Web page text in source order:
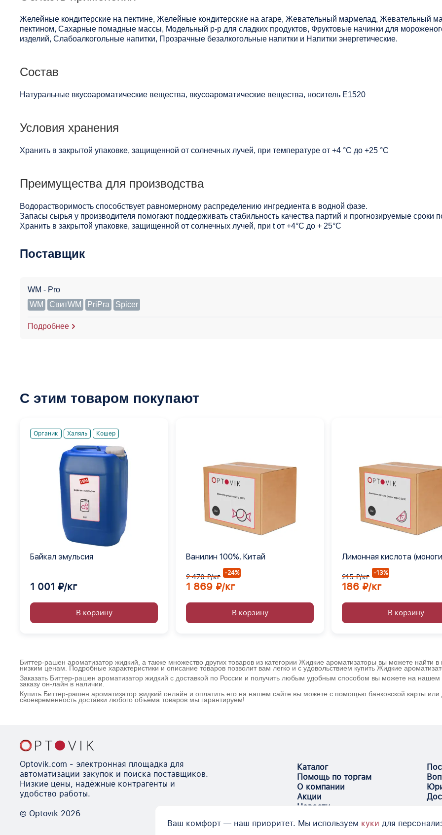
Желейные кондитерские на пектине, Желейные кондитерские на агаре, Жевательный мармелад, Жевательный
пектином, Сахарные помадные массы, Модельный р-р для сладких продуктов, Фруктовые начинки для
изделий, Слабоалкогольные напитки, Прозрачные безалкогольные напитки и Напитки энергетические.
Состав
Натуральные вкусоароматические вещества, вкусоароматические вещества, носитель Е1520
Условия хранения
Хранить в закрытой упаковке, защищенной от солнечных лучей, при температуре от +4 °C до +25 °C
Преимущества для производства
Водорастворимость способствует равномерному распределению ингредиента в водной фазе.
Запасы сырья у производителя помогают поддерживать стабильность качества партий и прогнозируемые сроки
Хранить в закрытой упаковке, защищенной от солнечных лучей, при t от +4°C до + 25°С
Поставщик
WM - Pro
WM
СвитWM PriPra Spicer
Подробнее
С этим товаром покупают
Органик Халяль Кошер
Байкал эмульсия
1 001 ₽/кг
В корзину
Ванилин 100%, Китай
2 470 ₽/кг -24%
1 869 ₽/кг
В корзину
Лимонная кислота
215 ₽/кг -13%
186 ₽/кг
В корзину
Биттер-рашен ароматизатор жидкий, а также множество других товаров из категории Жидкие ароматизаторы вы можете найти
низким ценам. Подробные характеристики и описание товаров позволит вам легко и с удовольствием купить Жидкие
Заказать Биттер-рашен ароматизатор жидкий с доставкой по России и получить любым удобным способом вы можете на
заказу он-лайн в наличии.
Купить Биттер-рашен ароматизатор жидкий онлайн и оплатить его на нашем сайте вы можете с помощью банковской карты или
своевременность доставки любого объема товаров мы гарантируем!
Optovik.com - электронная площадка для
автоматизации закупок и поиска поставщиков.
Низкие цены, надёжные контрагенты и
удобство работы.
© Optovik 2026
Каталог
Помощь по торгам
О компании
Акции
Новости
Ваш комфорт — наш приоритет. Мы используем куки для